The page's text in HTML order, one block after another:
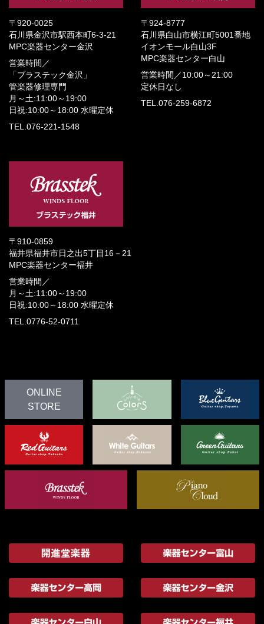
〒920-0025
石川県金沢市駅西本町6-3-21
MPC楽器センター金沢
営業時間／
「ブラステック金沢」
管楽器修理専門
月～土:11:00～19:00
日祝:10:00～18:00 水曜定休
TEL.076-221-1548
〒924-8777
石川県白山市横江町5001番地
イオンモール白山3F
MPC楽器センター白山
営業時間／ 10:00～21:00
定休日なし
TEL.076-259-6872
〒910-0859
福井県福井市日之出5丁目16－21
MPC楽器センター福井
営業時間／
月～土:11:00～19:00
日祝:10:00～18:00 水曜定休
TEL.0776-52-0711
ONLINE
STORE